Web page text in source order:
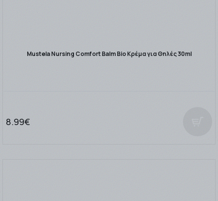
Mustela Nursing Comfort Balm Bio Κρέμα για Θηλές 30ml
8.99€